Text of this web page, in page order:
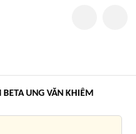
BETA UNG VĂN KHIÊM